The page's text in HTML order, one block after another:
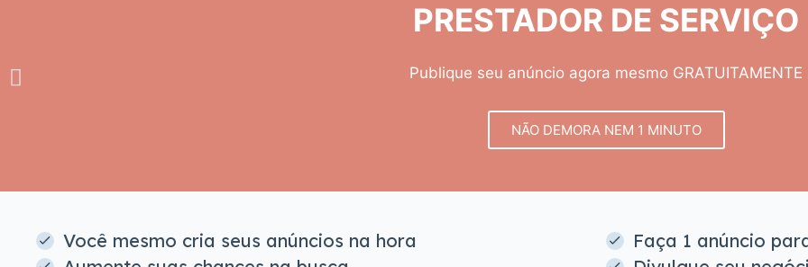
PRESTADOR DE SERVIÇO
Publique seu anúncio agora mesmo GRATUITAMENTE
NÃO DEMORA NEM 1 MINUTO
Você mesmo cria seus anúncios na hora
Faça 1 anúncio